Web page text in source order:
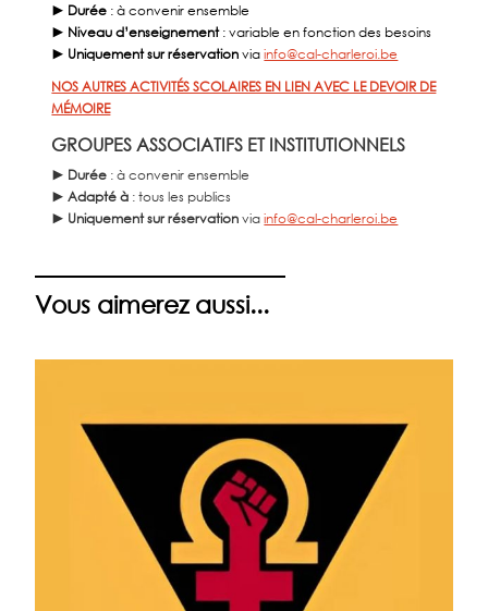
► Durée : à convenir ensemble
► Niveau d’enseignement: variable en fonction des besoins
► Uniquement sur réservationviainfo@cal-charleroi.be
NOS AUTRES ACTIVITÉS SCOLAIRES EN LIEN AVEC LE DEVOIR DE
MÉMOIRE
GROUPES ASSOCIATIFS ET INSTITUTIONNELS
► Durée : à convenir ensemble
► Adapté à : tous les publics
► Uniquement sur réservationviainfo@cal-charleroi.be
Vous aimerez aussi...